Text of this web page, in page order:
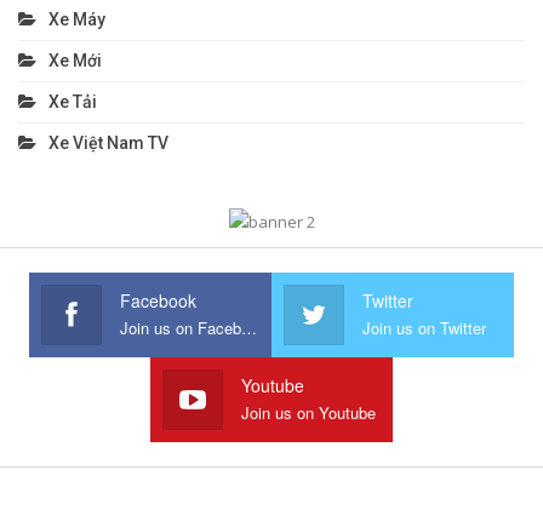
Xe Máy
Xe Mới
Xe Tải
Xe Việt Nam TV
Facebook
Join us on Facebook
Twitter
Join us on Twitter
Youtube
Join us on Youtube